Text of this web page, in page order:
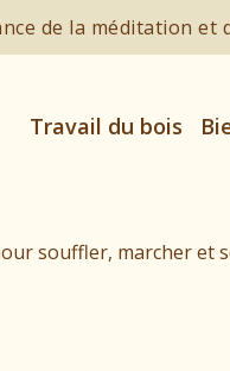
de la méditation et
Travail du bois